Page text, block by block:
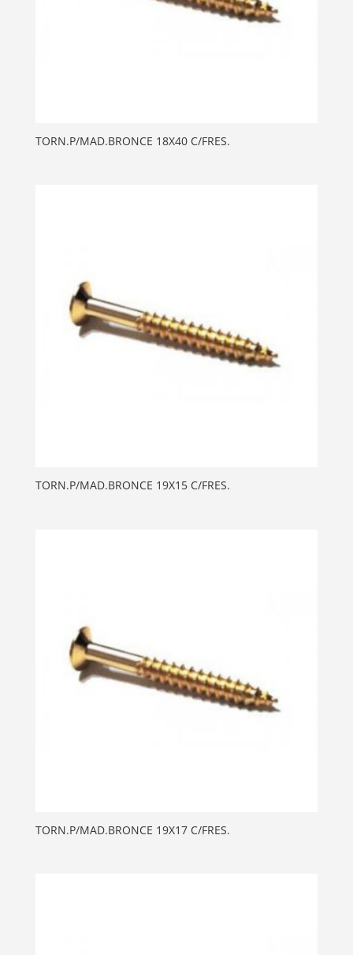
TORN.P/MAD.BRONCE 18X40 C/FRES.
TORN.P/MAD.BRONCE 19X15 C/FRES.
TORN.P/MAD.BRONCE 19X17 C/FRES.